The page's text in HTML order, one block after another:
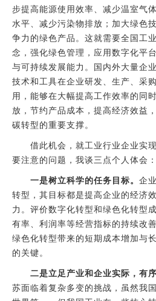
步提高能源使用效率、减少温室气
水平、减少污染物排放；加大绿色
争力的绿色产品。这就需要全国工
念，强化绿色管理，应用数字化平
与可持续发展能力。国内外大量企
技术和工具在企业研发、生产、采
用，能够在大幅提高工作效率的同
放，节约产品成本，提高经济效益
碳转型的重要支撑。
借此机会，就工业行业企业实
要注意的问题，我谈三点个人体会：
一是树立科学的任务目标。 企
转型，其目标都是提高企业的经济
力。评价数字化转型和绿色化转型
有率、利润率等经营指标的持续改
绿色化转型带来的短期成本增加与
的关键。
二是立足产业和企业实际，有序
苏面临着复杂多变的挑战，虽然我